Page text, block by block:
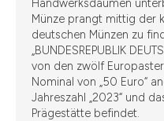
Handwerksdaumen
Münze prangt mittig der
deutschen Münzen zu
„BUNDESREPUBLIK
von den zwölf
Nominal von „50 Euro“
Jahreszahl „2023“ und
Prägestätte befindet.